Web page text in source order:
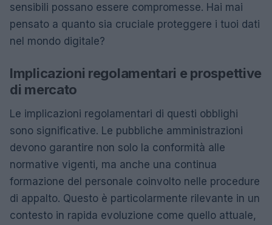
sensibili possano essere compromesse. Hai mai
pensato a quanto sia cruciale proteggere i tuoi dati
nel mondo digitale?
Implicazioni regolamentari e prospettive
di mercato
Le implicazioni regolamentari di questi obblighi
sono significative. Le pubbliche amministrazioni
devono garantire non solo la conformità alle
normative vigenti, ma anche una continua
formazione del personale coinvolto nelle procedure
di appalto. Questo è particolarmente rilevante in un
contesto in rapida evoluzione come quello attuale,